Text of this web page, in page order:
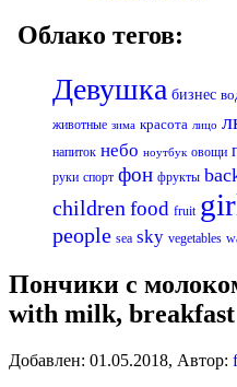
Облако тегов:
Девушка бизнес
животные зима красота лицо
напиток небо ноутбук овощи
руки спорт фон фрукты
childrenfood fruit
people sea sky vegetables
Пончики с
with milk, breakfast
Добавлен: 01.05.2018, Автор: